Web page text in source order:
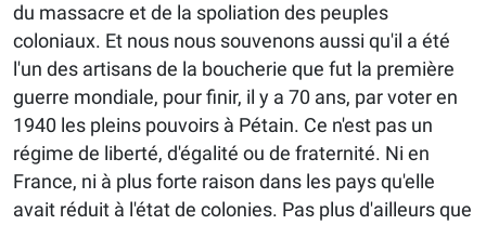
du massacre et de la spoliation des peuples
coloniaux. Et nous nous souvenons aussi qu'il a été
l'un des artisans de la boucherie que fut la première
guerre mondiale, pour finir, il y a 70 ans, par voter en
1940 les pleins pouvoirs à Pétain. Ce n'est pas un
régime de liberté, d'égalité ou de fraternité. Ni en
France, ni à plus forte raison dans les pays qu'elle
avait réduit à l'état de colonies. Pas plus d'ailleurs que